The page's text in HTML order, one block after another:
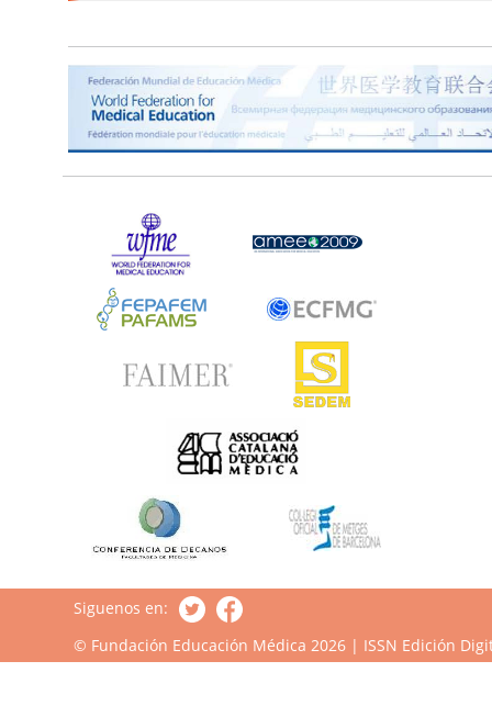
Siguenos en:
© Fundación Educación Médica 2026 | ISSN Edición